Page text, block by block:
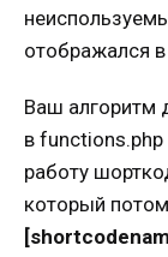
отображался
Ваш алгоритм
в functions.php
работу
который